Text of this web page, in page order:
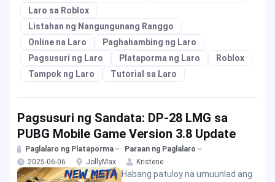
Laro sa Roblox
Listahan ng Nangungunang Ranggo
Online na Laro
Paghahambing ng Laro
Pagsusuri ng Laro
Plataporma ng Laro
Roblox
Tampok ng Laro
Tutorial sa Laro
Pagsusuri ng Sandata: DP-28 LMG sa
PUBG Mobile Game Version 3.8 Update
Paglalaro ng Plataporma
Paraan ng Paglalaro
2025-06-06
JollyMax Kristene
Habang patuloy na umuunlad ang